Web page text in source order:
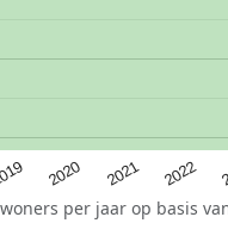
2020 2021 2022
per jaar op basis